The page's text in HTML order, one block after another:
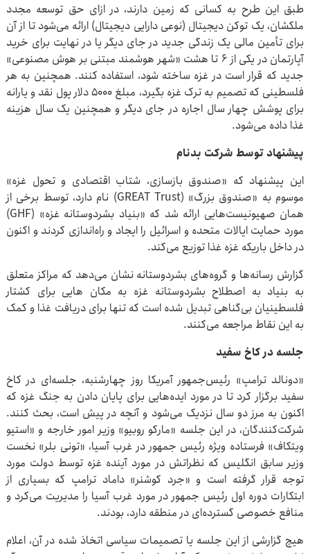
طبق این طرح به کسانی که زمین دارند، در ازای حق توسعه مجدد
ملکشان، یک توکن دیجیتال (نوعی دارایی دیجیتال) ارائه می‌شود تا از آن
برای تأمین مالی یک زندگی جدید در جای دیگر یا در نهایت برای خرید
آپارتمان در یکی از ۶ تا هشت «شهر هوشمند مبتنی بر هوش مصنوعی»
جدید که قرار است در غزه ساخته شود، استفاده کنند. همچنین به هر
فلسطینی که تصمیم به ترک غزه بگیرد، مبلغ ۵۰۰۰ دلار پول نقد و یارانه
برای پوشش چهار سال اجاره در جای دیگر و همچنین یک سال هزینه
غذا داده می‌شود.
پیشنهاد توسط شرکت بدنام
این پیشنهاد که «صندوق بازسازی، شتاب اقتصادی و تحول غزه»
موسوم به «صندوق بزرگ» (GREAT Trust) نام دارد، توسط برخی از
همان صهیونیست‌هایی ارائه شد که «بنیاد بشردوستانه غزه» (GHF)
مورد حمایت ایالات متحده و اسرائیل را ایجاد و راه‌اندازی کردند و اکنون
در داخل باریکه غزه غذا توزیع می‌کند.
گزارش رسانه‌ها و گروه‌های بشردوستانه نشان می‌دهد که مراکز متعلق
به بنیاد به اصطلاح بشردوستانه غزه به مکان هایی برای کشتار
فلسطینیان بی‌گناهی تبدیل شده است که تنها برای دریافت غذا و کمک
به این نقاط مراجعه می‌کنند.
جلسه در کاخ سفید
«دونالد ترامپ» رئیس‌جمهور آمریکا روز چهارشنبه، جلسه‌ای در کاخ
سفید برگزار کرد تا در مورد ایده‌هایی برای پایان دادن به جنگ غزه که
اکنون به مرز دو سال نزدیک می‌شود و آنچه در پیش است، بحث کنند.
شرکت‌کنندگان، در این جلسه «مارکو روبیو» وزیر امور خارجه و «استیو
ویتکاف» فرستاده ویژه رئیس جمهور در غرب آسیا، «تونی بلر» نخست
وزیر سابق انگلیس که نظراتش در مورد آینده غزه توسط دولت مورد
توجه قرار گرفته است و «جرد کوشنر» داماد ترامپ که بسیاری از
ابتکارات دوره اول رئیس جمهور در مورد غرب آسیا را مدیریت می‌کرد و
منافع خصوصی گسترده‌ای در منطقه دارد، بودند.
هیچ گزارشی از این جلسه یا تصمیمات سیاسی اتخاذ شده در آن، اعلام